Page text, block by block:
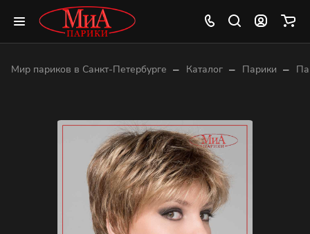
Мир париков в Санкт-Петербурге – Каталог – Парики –